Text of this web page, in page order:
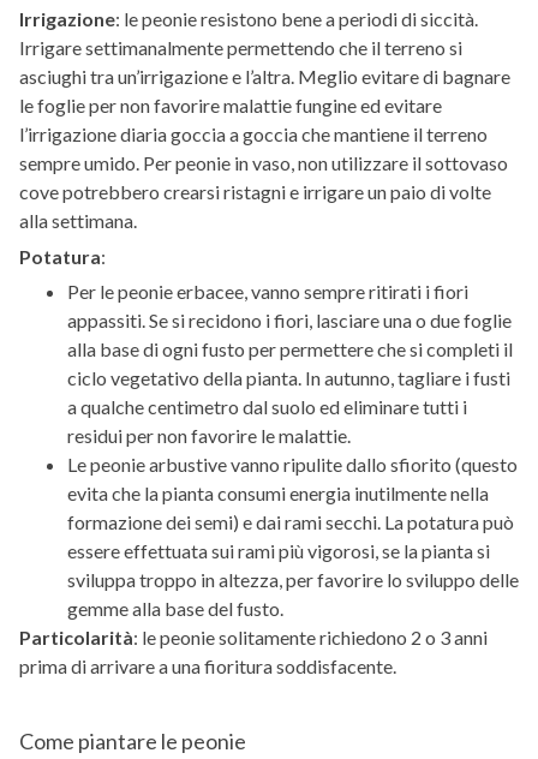
Irrigazione: le peonie resistono bene a periodi di siccità.
Irrigare settimanalmente permettendo che il terreno si
asciughi tra un’irrigazione e l’altra. Meglio evitare di bagnare
le foglie per non favorire malattie fungine ed evitare
l’irrigazione diaria goccia a goccia che mantiene il terreno
sempre umido. Per peonie in vaso, non utilizzare il sottovaso
cove potrebbero crearsi ristagni e irrigare un paio di volte
alla settimana.
Potatura:
Per le peonie erbacee, vanno sempre ritirati i fiori
appassiti. Se si recidono i fiori, lasciare una o due foglie
alla base di ogni fusto per permettere che si completi il
ciclo vegetativo della pianta. In autunno, tagliare i fusti
a qualche centimetro dal suolo ed eliminare tutti i
residui per non favorire le malattie.
Le peonie arbustive vanno ripulite dallo sfiorito (questo
evita che la pianta consumi energia inutilmente nella
formazione dei semi) e dai rami secchi. La potatura può
essere effettuata sui rami più vigorosi, se la pianta si
sviluppa troppo in altezza, per favorire lo sviluppo delle
gemme alla base del fusto.
Particolarità: le peonie solitamente richiedono 2 o 3 anni
prima di arrivare a una fioritura soddisfacente.
Come piantare le peonie